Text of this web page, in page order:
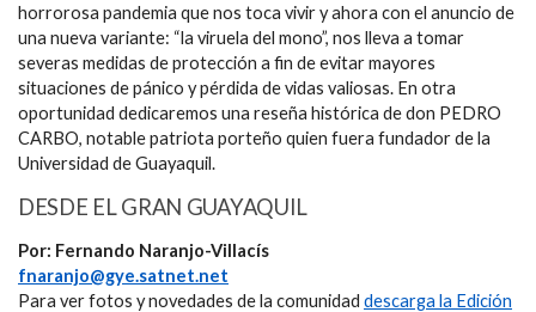
horrorosa pandemia que nos toca vivir y ahora con el anuncio de
una nueva variante: “la viruela del mono”, nos lleva a tomar
severas medidas de protección a fin de evitar mayores
situaciones de pánico y pérdida de vidas valiosas. En otra
oportunidad dedicaremos una reseña histórica de don PEDRO
CARBO, notable patriota porteño quien fuera fundador de la
Universidad de Guayaquil.
DESDE EL GRAN GUAYAQUIL
Por: Fernando Naranjo-Villacís
fnaranjo@gye.satnet.net
Para ver fotos y novedades de la comunidad descarga la Edición